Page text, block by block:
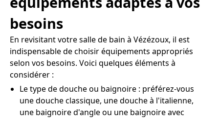
besoins
En revisitant votre salle de bain à Vézézoux, il est
indispensable de choisir équipements appropriés
selon vos besoins. Voici quelques éléments à
considérer :
Le type de douche ou baignoire : préférez-vous
une douche classique, une douche à l'italienne,
une baignoire d'angle ou une baignoire avec